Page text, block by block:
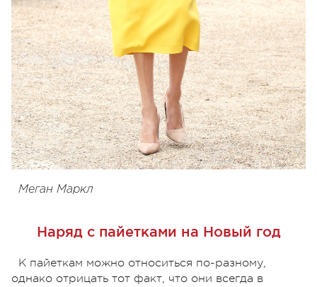
Меган Маркл
Наряд с пайетками на Новый год
К пайеткам можно относиться по-разному,
однако отрицать тот факт, что они всегда в